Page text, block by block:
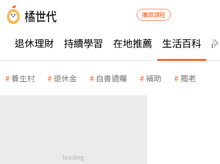
購買課程
退休理財 持續學習 在地推薦 生活百科
養生村 退休金 自書遺囑 補助 獨老